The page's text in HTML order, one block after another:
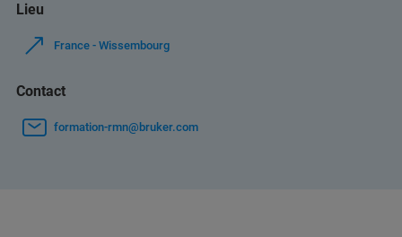
Lieu
France - Wissembourg
Contact
formation-rmn@bruker.com